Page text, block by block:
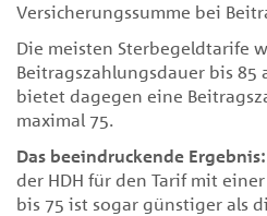
Versicherungssumme bei
Die meisten Sterbegeldtarife
Beitragszahlungsdauer bis 85
bietet dagegen eine
maximal 75.
Das beeindruckende Ergebnis:
der HDH für den Tarif mit
bis 75 ist sogar günstiger als